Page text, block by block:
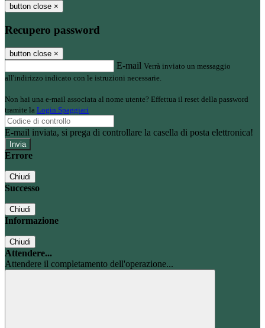
button close ×
Recupero password
button close ×
E-mail Verrà inviato un messaggio
all'indirizzo indicato con le istruzioni necessarie.
Non hai una e-mail associata al nome utente? Effettua il reset della password
tramite la Login Spaggiari
E-mail inviata, si prega di controllare la casella di posta elettronica!
Errore
Chiudi
Successo
Chiudi
Informazione
Chiudi
Attendere...
Attendere il completamento dell'operazione...